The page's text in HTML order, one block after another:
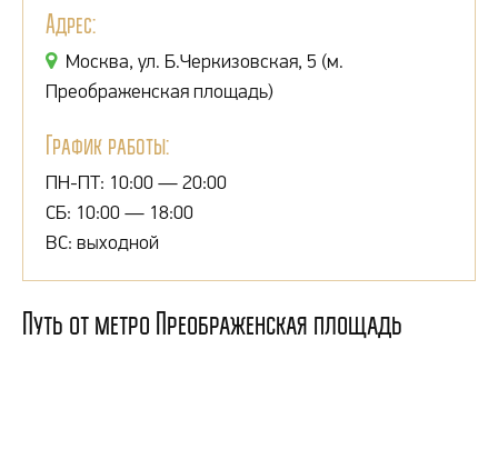
Адрес:
Москва, ул. Б.Черкизовская, 5 (м.
Преображенская площадь)
График работы:
ПН-ПТ: 10:00 — 20:00
СБ: 10:00 — 18:00
ВС: выходной
Путь от метро Преображенская площадь